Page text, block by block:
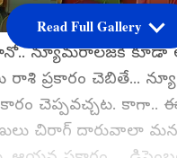
న్యూమరాలజకీ కూడా
ప్రకారం చెబితే...
చెప్పవచ్చట.
చిరాగ్ దారువాలా
Read Full Gallery